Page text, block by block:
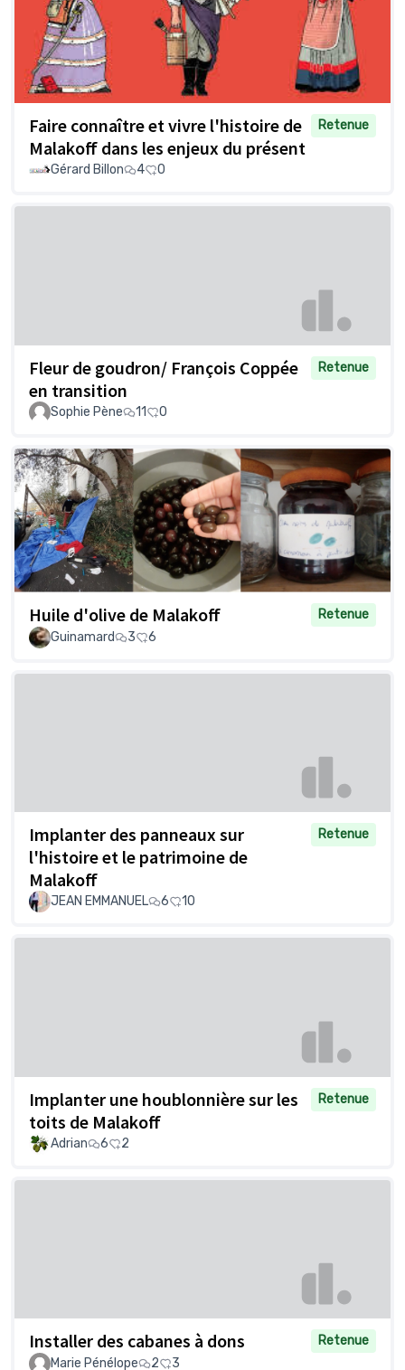
Faire connaître et vivre l'histoire de
Malakoff dans les enjeux du présent
Retenue
Gérard Billon 4 0
Fleur de goudron/ François Coppée
en transition
Retenue
Sophie Pène 11 0
Huile d'olive de Malakoff
Retenue
Guinamard
3 6
Implanter des panneaux sur
l'histoire et le patrimoine de
Malakoff
Retenue
JEAN EMMANUEL 6 10
Implanter une houblonnière sur les
toits de Malakoff
Retenue
Adrian 6 2
Installer des cabanes à dons
Retenue
Marie Pénélope
2 3